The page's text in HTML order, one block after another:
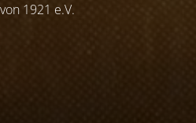
1921 e.V.